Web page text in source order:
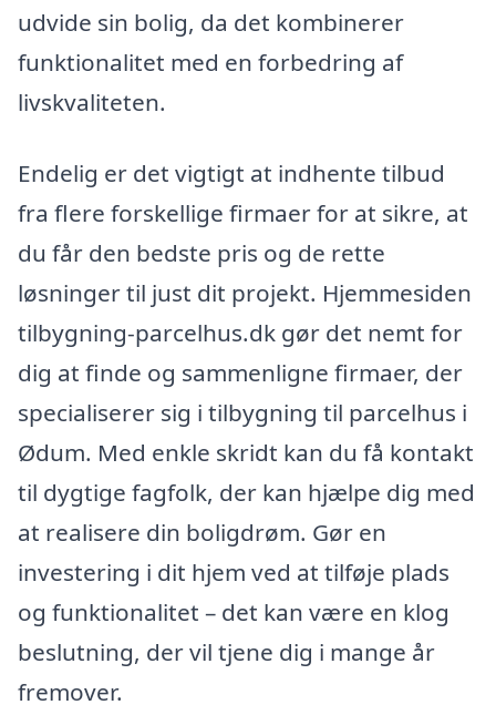
udvide sin bolig, da det kombinerer
funktionalitet med en forbedring af
livskvaliteten.
Endelig er det vigtigt at indhente tilbud
fra flere forskellige firmaer for at sikre, at
du får den bedste pris og de rette
løsninger til just dit projekt. Hjemmesiden
tilbygning-parcelhus.dk gør det nemt for
dig at finde og sammenligne firmaer, der
specialiserer sig i tilbygning til parcelhus i
Ødum. Med enkle skridt kan du få kontakt
til dygtige fagfolk, der kan hjælpe dig med
at realisere din boligdrøm. Gør en
investering i dit hjem ved at tilføje plads
og funktionalitet – det kan være en klog
beslutning, der vil tjene dig i mange år
fremover.